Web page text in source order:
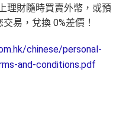
理財隨時買賣外幣，或預
易，兌換 0%差價！
chinese/personal-
and-conditions.pdf